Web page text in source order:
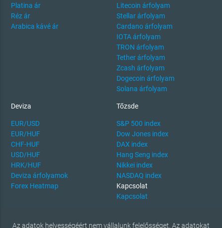
Platina ár
Réz ár
Arabica kávé ár
Litecoin árfolyam
Stellar árfolyam
Cardano árfolyam
IOTA árfolyam
TRON árfolyam
Tether árfolyam
Zcash árfolyam
Dogecoin árfolyam
Solana árfolyam
Deviza
EUR/USD
EUR/HUF
CHF-HUF
USD/HUF
HRK/HUF
Deviza árfolyamok
Forex Heatmap
Tőzsde
S&P 500 index
Dow Jones index
DAX index
Hang Seng index
Nikkei index
NASDAQ index
Kapcsolat
Kapcsolat
Az adatok helyességéért nem vállalunk felelősséget. Az adatokat